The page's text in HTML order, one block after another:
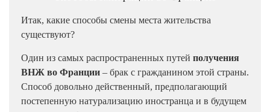
Итак, какие способы смены места жительства
существуют?
Один из самых распространенных путей получения
ВНЖ во Франции – брак с гражданином этой страны.
Способ довольно действенный, предполагающий
постепенную натурализацию иностранца и в будущем